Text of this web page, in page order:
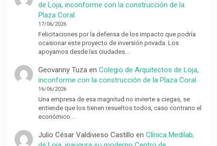
de Loja, inconforme con la construcción de la
Plaza Coral
17/06/2026
Felicitaciones por la defensa de los impacto que podría
ocasionar este proyecto de inversión privada. Los
apoyamos desde las ciudades…
Geovanny Tuzaen Colegio de Arquitectos de Loja,
inconforme con la construcción de la Plaza Coral
16/06/2026
Una empresa de esa magnitud no invierte a ciegas, se
entiende que los tienen resueltos todos, caso contrario el
económico…
Julio César Valdivieso Castillo en Clínica Medilab,